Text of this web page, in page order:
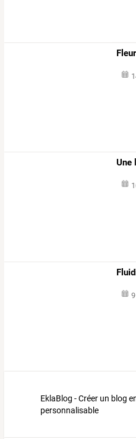
Une
EklaBlog - Créer un blog
personnalisable